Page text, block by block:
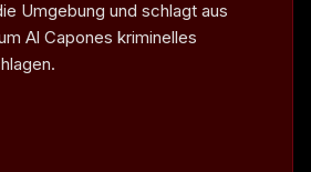
Umgebung und schlagt aus
Al Capones kriminelles